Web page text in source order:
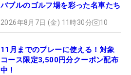
バブルのゴルフ場を彩った名車たち
2026年8月7日 (金) 11時30分 10
11月までのプレーに使える！対象
コース限定3,500円分クーポン配布
中！